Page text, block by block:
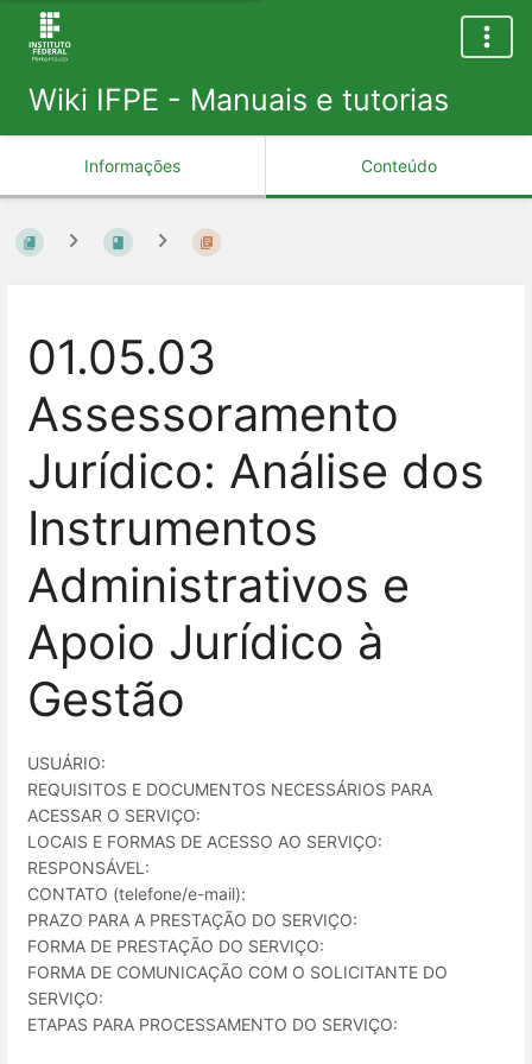
Wiki IFPE - Manuais e tutorias
Informações Conteúdo
01.05.03
Assessoramento
Jurídico: Análise dos
Instrumentos
Administrativos e
Apoio Jurídico à
Gestão
USUÁRIO:
REQUISITOS E DOCUMENTOS NECESSÁRIOS PARA
ACESSAR O SERVIÇO:
LOCAIS E FORMAS DE ACESSO AO SERVIÇO:
RESPONSÁVEL:
CONTATO (telefone/e-mail):
PRAZO PARA A PRESTAÇÃO DO SERVIÇO:
FORMA DE PRESTAÇÃO DO SERVIÇO:
FORMA DE COMUNICAÇÃO COM O SOLICITANTE DO
SERVIÇO:
ETAPAS PARA PROCESSAMENTO DO SERVIÇO: